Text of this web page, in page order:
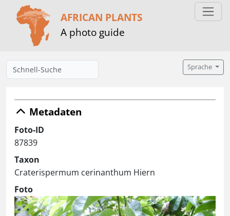
AFRICAN PLANTS
A photo guide
Sprache
Metadaten
Foto-ID
87839
Taxon
Craterispermum cerinanthum Hiern
Foto